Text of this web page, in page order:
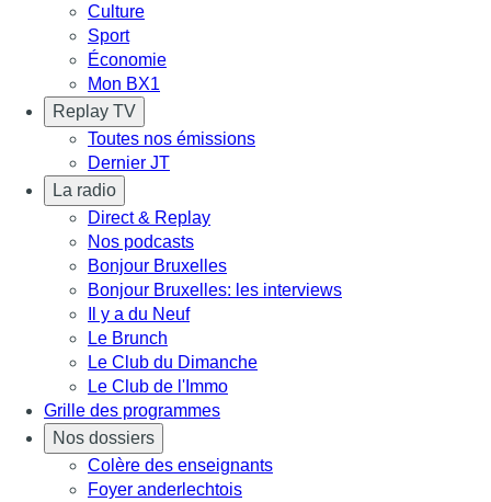
Culture
Sport
Économie
Mon BX1
Replay TV
Toutes nos émissions
Dernier JT
La radio
Direct & Replay
Nos podcasts
Bonjour Bruxelles
Bonjour Bruxelles: les interviews
Il y a du Neuf
Le Brunch
Le Club du Dimanche
Le Club de l'Immo
Grille des programmes
Nos dossiers
Colère des enseignants
Foyer anderlechtois